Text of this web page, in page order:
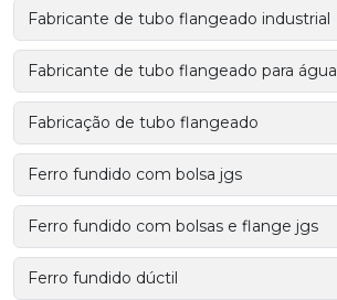
Fabricante de tubo flangeado industrial
Fabricante de tubo flangeado para água
Fabricação de tubo flangeado
Ferro fundido com bolsa jgs
Ferro fundido com bolsas e flange jgs
Ferro fundido dúctil